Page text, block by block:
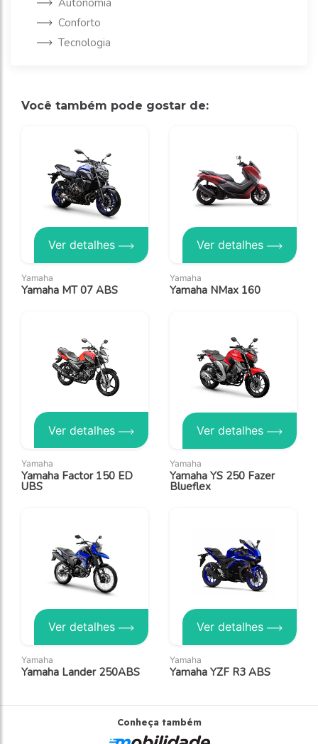
Autonomia
Conforto
Tecnologia
Você também pode gostar de:
Ver detalhes
Yamaha
Yamaha MT 07 ABS
Ver detalhes
Yamaha
Yamaha NMax 160
Ver detalhes
Yamaha
Yamaha Factor 150 ED
UBS
Ver detalhes
Yamaha
Yamaha YS 250 Fazer
Blueflex
Ver detalhes
Yamaha
Yamaha Lander 250ABS
Ver detalhes
Yamaha
Yamaha YZF R3 ABS
Conheça também